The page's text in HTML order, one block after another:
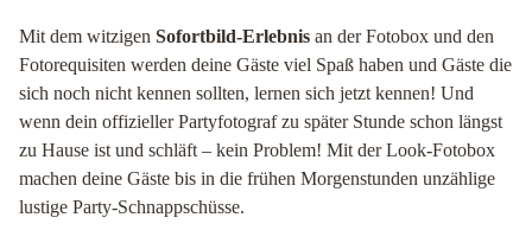
Mit dem witzigen Sofortbild-Erlebnis an der Fotobox und den
Fotorequisiten werden deine Gäste viel Spaß haben und Gäste die
sich noch nicht kennen sollten, lernen sich jetzt kennen! Und
wenn dein offizieller Partyfotograf zu später Stunde schon längst
zu Hause ist und schläft – kein Problem! Mit der Look-Fotobox
machen deine Gäste bis in die frühen Morgenstunden unzählige
lustige Party-Schnappschüsse.